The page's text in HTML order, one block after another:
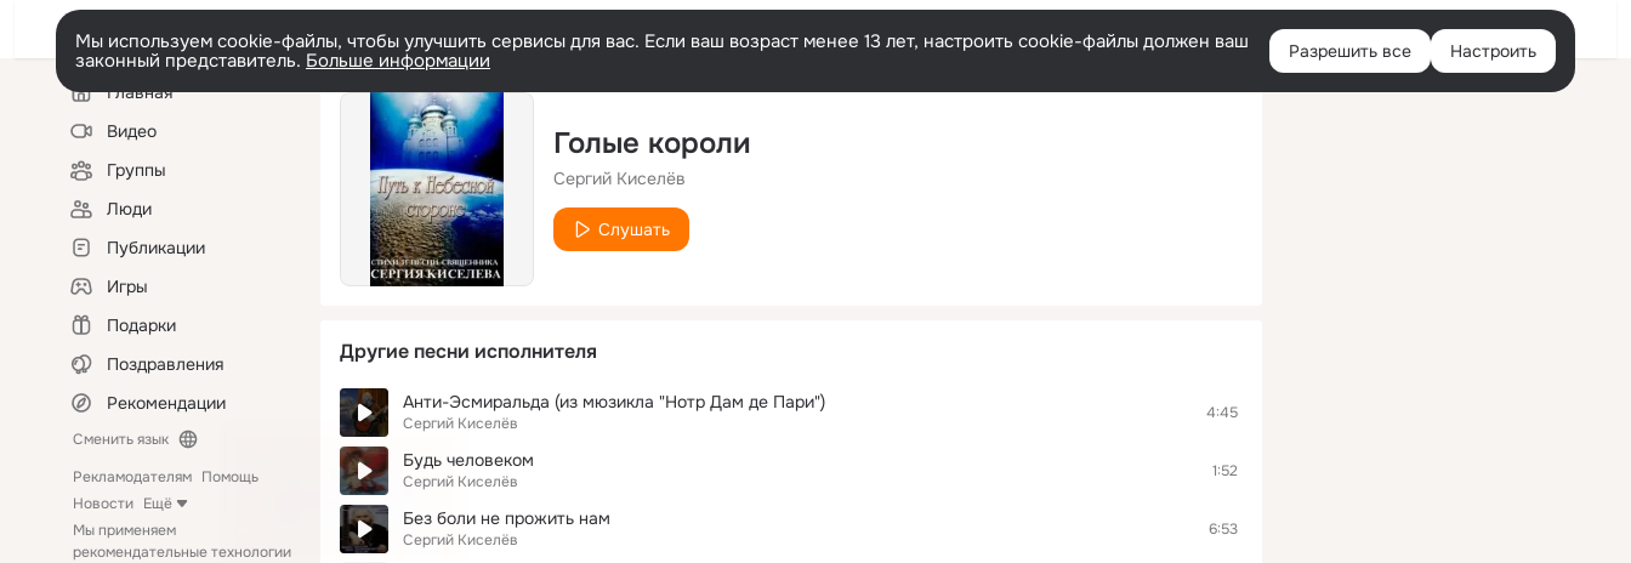
Войти
Мы используем cookie-файлы, чтобы улучшить сервисы для вас. Если ваш возраст менее 13 лет, настроить cookie-файлы должен ваш
законный представитель. Больше информации Разрешить все Настроить
Левая
колонкаГлавная
Видео
Группы
Люди
Публикации
Игры
Подарки
Поздравления
Рекомендации
Сменить язык
Рекламодателям Помощь
Новости Ещё
Мы применяем
рекомендательные технологии
Голые короли
Сергий Киселёв
Слушать
Другие песни исполнителя
Анти-Эсмиральда (из мюзикла "Нотр Дам де Пари")
Сергий Киселёв
4:45
Будь человеком
Сергий Киселёв
1:52
Без боли не прожить нам
Сергий Киселёв
6:53